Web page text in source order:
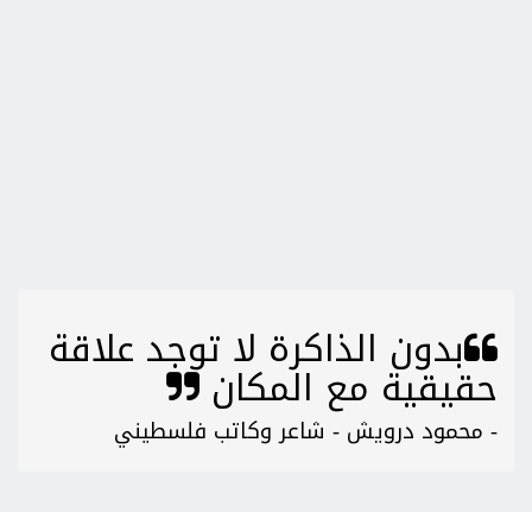
بدون الذاكرة لا توجد علاقة
حقيقية مع المكان
- محمود درويش - شاعر وكاتب فلسطيني